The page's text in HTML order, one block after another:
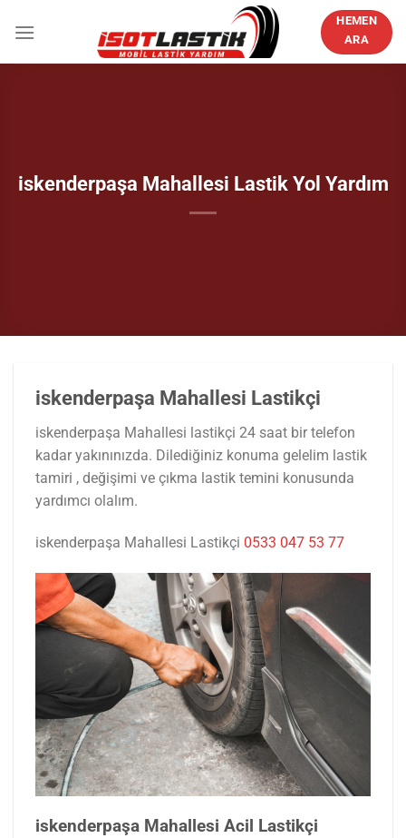
atla
HEMEN
ARA
iskenderpaşa Mahallesi Lastik Yol Yardım
iskenderpaşa Mahallesi Lastikçi
iskenderpaşa Mahallesi lastikçi 24 saat bir telefon
kadar yakınınızda. Dilediğiniz konuma gelelim lastik
tamiri , değişimi ve çıkma lastik temini konusunda
yardımcı olalım.
iskenderpaşa Mahallesi Lastikçi 0533 047 53 77
iskenderpaşa Mahallesi Acil Lastikçi